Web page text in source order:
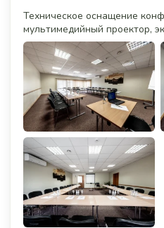
Техническое оснащение
мультимедийный проектор,